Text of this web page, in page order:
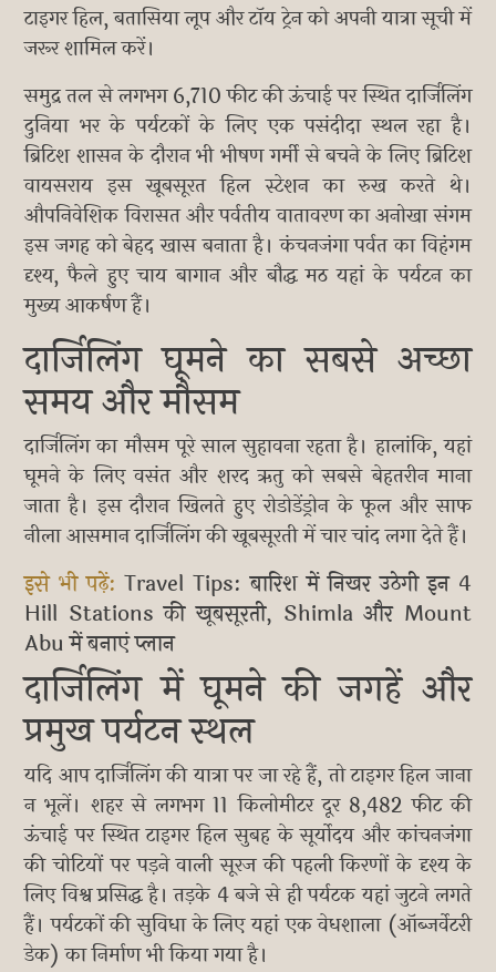
टाइगर हिल, बतासिया लूप और टॉय ट्रेन को अपनी यात्रा सूची में
जरूर शामिल करें।
समुद्र तल से लगभग 6,710 फीट की ऊंचाई पर स्थित दार्जिलिंग
दुनिया भर के पर्यटकों के लिए एक पसंदीदा स्थल रहा है।
ब्रिटिश शासन के दौरान भी भीषण गर्मी से बचने के लिए ब्रिटिश
वायसराय इस खूबसूरत हिल स्टेशन का रुख करते थे।
औपनिवेशिक विरासत और पर्वतीय वातावरण का अनोखा संगम
इस जगह को बेहद खास बनाता है। कंचनजंगा पर्वत का विहंगम
दृश्य, फैले हुए चाय बागान और बौद्ध मठ यहां के पर्यटन का
मुख्य आकर्षण हैं।
दार्जिलिंग घूमने का सबसे अच्छा
समय और मौसम
दार्जिलिंग का मौसम पूरे साल सुहावना रहता है। हालांकि, यहां
घूमने के लिए वसंत और शरद ऋतु को सबसे बेहतरीन माना
जाता है। इस दौरान खिलते हुए रोडोडेंड्रोन के फूल और साफ
नीला आसमान दार्जिलिंग की खूबसूरती में चार चांद लगा देते हैं।
इसे भी पढ़ें:Travel Tips: बारिश में निखर उठेगी इन 4
Hill Stations की खूबसूरती, Shimla और Mount
Abu में बनाएं प्लान
दार्जिलिंग में घूमने की जगहें और
प्रमुख पर्यटन स्थल
यदि आप दार्जिलिंग की यात्रा पर जा रहे हैं, तो टाइगर हिल जाना
न भूलें। शहर से लगभग 11 किलोमीटर दूर 8,482 फीट की
ऊंचाई पर स्थित टाइगर हिल सुबह के सूर्योदय और कांचनजंगा
की चोटियों पर पड़ने वाली सूरज की पहली किरणों के दृश्य के
लिए विश्व प्रसिद्ध है। तड़के 4 बजे से ही पर्यटक यहां जुटने लगते
हैं। पर्यटकों की सुविधा के लिए यहां एक वेधशाला (ऑब्जर्वेटरी
डेक) का निर्माण भी किया गया है।